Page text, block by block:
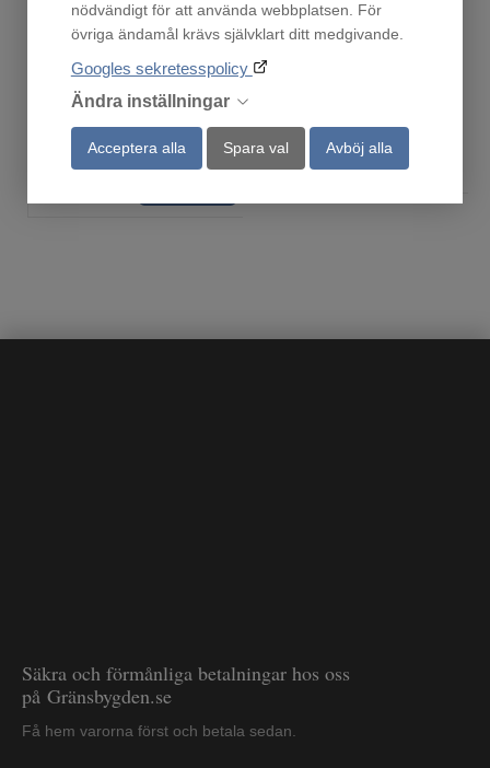
nödvändigt för att använda webbplatsen. För
övriga ändamål krävs självklart ditt medgivande.
Googles sekretesspolicy
Ändra inställningar
Acceptera alla Spara val Avböj alla
Fåtal i lager!
3 962 :-
En i lager!
Säkra och förmånliga betalningar hos oss
på Gränsbygden.se
Få hem varorna först och betala sedan.